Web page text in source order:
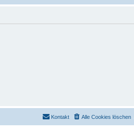
Alle Cookies löschen
Kontakt